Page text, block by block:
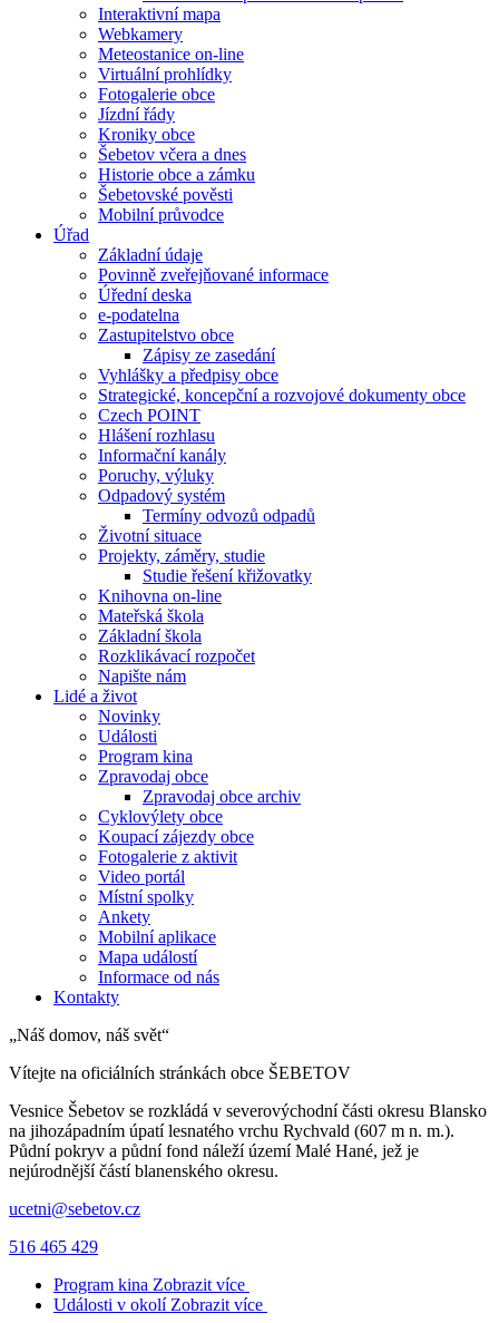
Interaktivní mapa
Webkamery
Meteostanice on-line
Virtuální prohlídky
Fotogalerie obce
Jízdní řády
Kroniky obce
Šebetov včera a dnes
Historie obce a zámku
Šebetovské pověsti
Mobilní průvodce
Úřad
Základní údaje
Povinně zveřejňované informace
Úřední deska
e-podatelna
Zastupitelstvo obce
Zápisy ze zasedání
Vyhlášky a předpisy obce
Strategické, koncepční a rozvojové dokumenty obce
Czech POINT
Hlášení rozhlasu
Informační kanály
Poruchy, výluky
Odpadový systém
Termíny odvozů odpadů
Životní situace
Projekty, záměry, studie
Studie řešení křižovatky
Knihovna on-line
Mateřská škola
Základní škola
Rozklikávací rozpočet
Napište nám
Lidé a život
Novinky
Události
Program kina
Zpravodaj obce
Zpravodaj obce archiv
Cyklovýlety obce
Koupací zájezdy obce
Fotogalerie z aktivit
Video portál
Místní spolky
Ankety
Mobilní aplikace
Mapa událostí
Informace od nás
Kontakty
„Náš domov, náš svět“
Vítejte na oficiálních stránkách obce ŠEBETOV
Vesnice Šebetov se rozkládá v severovýchodní části okresu Blansko
na jihozápadním úpatí lesnatého vrchu Rychvald (607 m n. m.).
Půdní pokryv a půdní fond náleží území Malé Hané, jež je
nejúrodnější částí blanenského okresu.
ucetni@sebetov.cz
516 465 429
Program kina Zobrazit více
Události v okolí Zobrazit více